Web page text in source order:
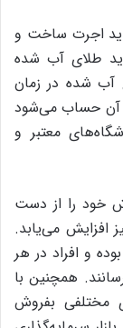
اجرت ساخت و
طلای آب شده
آب شده در زمان
آن حساب می‌شود
معتبر و
خود را از دست
افزایش می‌یابد.
و افراد در هر
همچنین با
مختلفی بفروش